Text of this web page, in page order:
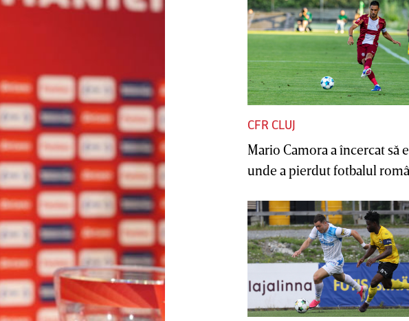
CFR CLUJ
Mario Camora a încercat să
unde a pierdut fotbalul